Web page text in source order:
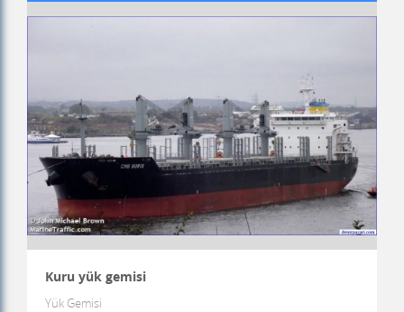
Kuru yük gemisi
Yük Gemisi